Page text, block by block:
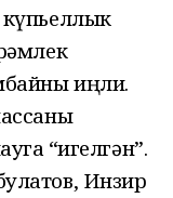
иңли.
“җигелгән”.
Инзир